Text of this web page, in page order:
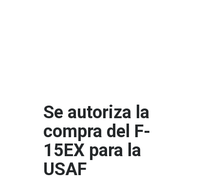
Se autoriza la
compra del F-
15EX para la
USAF